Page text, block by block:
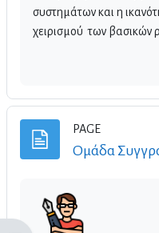
συστημάτων και η
χειρισμού των βασικών
PAGE
Ομάδα